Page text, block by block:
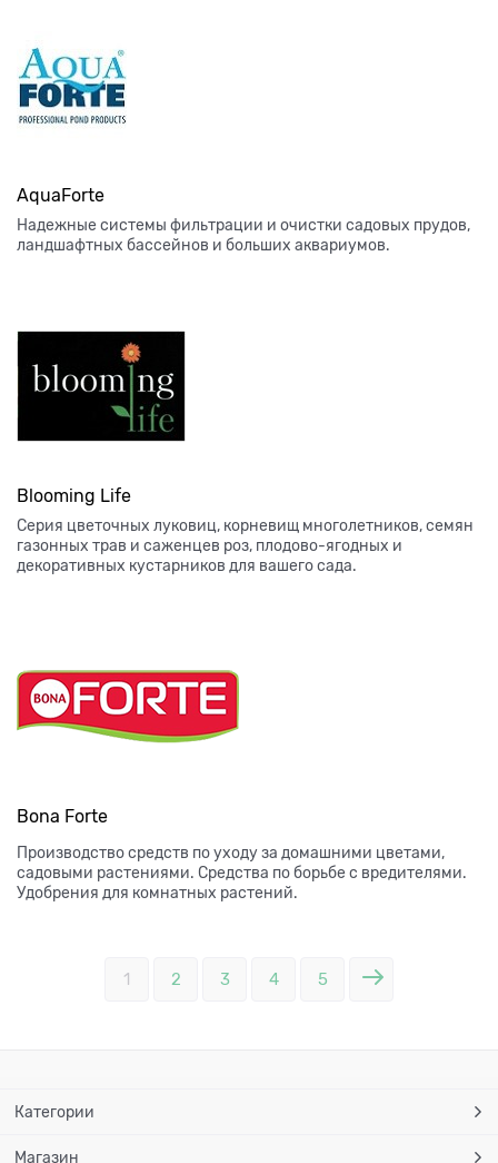
AquaForte
Надежные системы фильтрации и очистки садовых прудов,
ландшафтных бассейнов и больших аквариумов.
Blooming Life
Серия цветочных луковиц, корневищ многолетников, семян
газонных трав и саженцев роз, плодово-ягодных и
декоративных кустарников для вашего сада.
Bona Forte
Производство средств по уходу за домашними цветами,
садовыми растениями. Средства по борьбе с вредителями.
Удобрения для комнатных растений.
1 2 3 4 5
Категории
Магазин